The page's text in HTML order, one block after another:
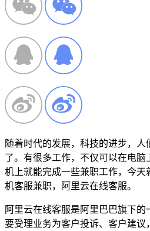
随着时代的发展，科技的进步，
了。有很多工作，不仅可以在电
机上就能完成一些兼职工作，今
机客服兼职，阿里云在线客服。
阿里云在线客服是阿里巴巴旗下
要受理业务为客户投诉、客户建议